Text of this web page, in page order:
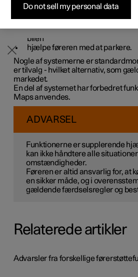
Firmabil
Firmabil
Firmabil
Byg din bil
Pre-owned Polestar 4
Nyhedsbrev
holde en bestemt hastighed
holde en vis tidsafstand til
forhindre en kollision ved at
bilen
hjælpe føreren med at parkere.
Nogle af systemerne er
er tilvalg - hvilket alternativ, som
markedet.
En del af systemet har forbedret
Maps anvendes.
ADVARSEL
Funktionerne er supplerende
kan ikke håndtere alle
omstændigheder.
Føreren er altid ansvarlig for, at
en sikker måde, og i
gældende færdselsregler og
Relaterede artikler
Advarsler fra forskellige
Do not sell my personal data